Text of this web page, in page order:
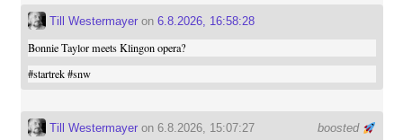
Till Westermayeron 6.8.2026, 16:58:28
Bonnie Taylor meets Klingon opera?
#startrek #snw
boosted
Till Westermayeron 6.8.2026, 15:07:27